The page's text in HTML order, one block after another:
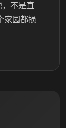
不是直
家园都损